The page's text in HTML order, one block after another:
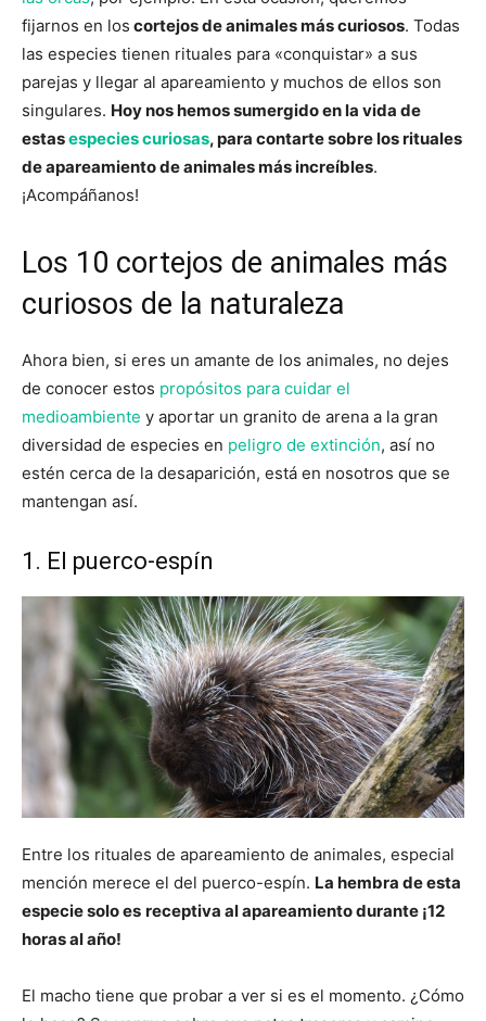
fijarnos en los cortejos de animales más curiosos. Todas
las especies tienen rituales para «conquistar» a sus
parejas y llegar al apareamiento y muchos de ellos son
singulares. Hoy nos hemos sumergido en la vida de
estasespecies curiosas, para contarte sobre los rituales
de apareamiento de animales más increíbles.
¡Acompáñanos!
Los 10 cortejos de animales más
curiosos de la naturaleza
Ahora bien, si eres un amante de los animales, no dejes
de conocer estos propósitos para cuidar el
medioambiente y aportar un granito de arena a la gran
diversidad de especies en peligro de extinción, así no
estén cerca de la desaparición, está en nosotros que se
mantengan así.
1. El puerco-espín
Entre los rituales de apareamiento de animales, especial
mención merece el del puerco-espín. La hembra de esta
especie solo es receptiva al apareamiento durante ¡12
horas al año!
El macho tiene que probar a ver si es el momento. ¿Cómo